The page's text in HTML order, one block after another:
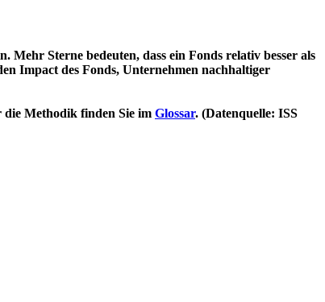
Sterne bedeuten, dass ein Fonds relativ besser als
Impact des Fonds, Unternehmen nachhaltiger
Methodik finden Sie im Glossar. (Datenquelle: ISS